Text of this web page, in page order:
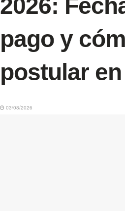
2026:
pago y
postular
03/08/2026